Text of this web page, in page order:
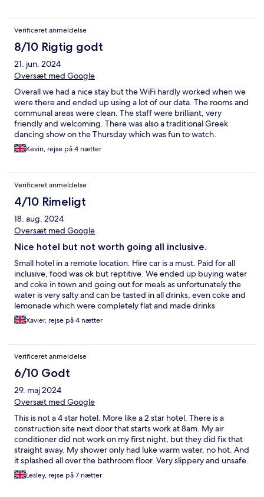
Verificeret anmeldelse
8/10 Rigtig godt
21. jun. 2024
Oversæt med Google
Overall we had a nice stay but the WiFi hardly worked when we
were there and ended up using a lot of our data. The rooms and
communal areas were clean. The staff were brilliant, very
friendly and welcoming. There was also a traditional Greek
dancing show on the Thursday which was fun to watch.
Kevin, rejse på 4 nætter
Verificeret anmeldelse
4/10 Rimeligt
18. aug. 2024
Oversæt med Google
Nice hotel but not worth going all inclusive.
Small hotel in a remote location. Hire car is a must. Paid for all
inclusive, food was ok but reptitive. We ended up buying water
and coke in town and going out for meals as unfortunately the
water is very salty and can be tasted in all drinks, even coke and
lemonade which were completely flat and made drinks
including alcohol undrinkable. The coffee machine wasn’t bad
so ended up asking for a cup of ice and then pouring latte into
helpful, however, multiple cups and cutlery were not cleaned
properly and the bed sheets were stained on arrival.
Xavier, rejse på 4 nætter
Verificeret anmeldelse
6/10 Godt
29. maj 2024
Oversæt med Google
This is not a 4 star hotel. More like a 2 star hotel. There is a
construction site next door that starts work at 8am. My air
conditioner did not work on my first night, but they did fix that
straight away. My shower only had luke warm water, no hot. And
it splashed all over the bathroom floor. Very slippery and unsafe.
By the third day, I was very bored of the repetitive buffet.
Though it was 'all inclusive', that did not include bottled water,
Lesley, rejse på 7 nætter